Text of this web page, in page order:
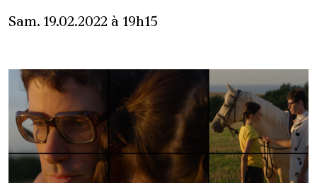
Sam. 19.02.2022 à 19h15